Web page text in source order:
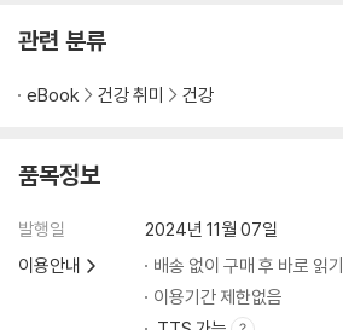
관련 분류
eBook 건강 취미 건강
품목정보
발행일
2024년 11월 07일
이용안내
배송 없이 구매 후 바로 읽기
이용기간 제한없음